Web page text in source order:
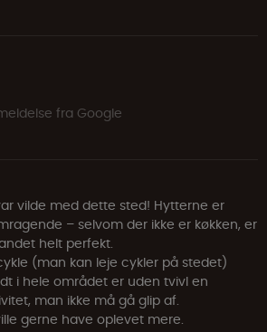
fra Google
vilde med dette sted! Hytterne er
– selvom der ikke er køkken, er
helt perfekt.
(man kan leje cykler på stedet)
i hele området er uden tvivl en
man ikke må gå glip af.
gerne have oplevet mere.